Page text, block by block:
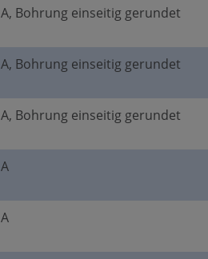
A, Bohrung einseitig gerundet
A, Bohrung einseitig gerundet
A, Bohrung einseitig gerundet
A
A